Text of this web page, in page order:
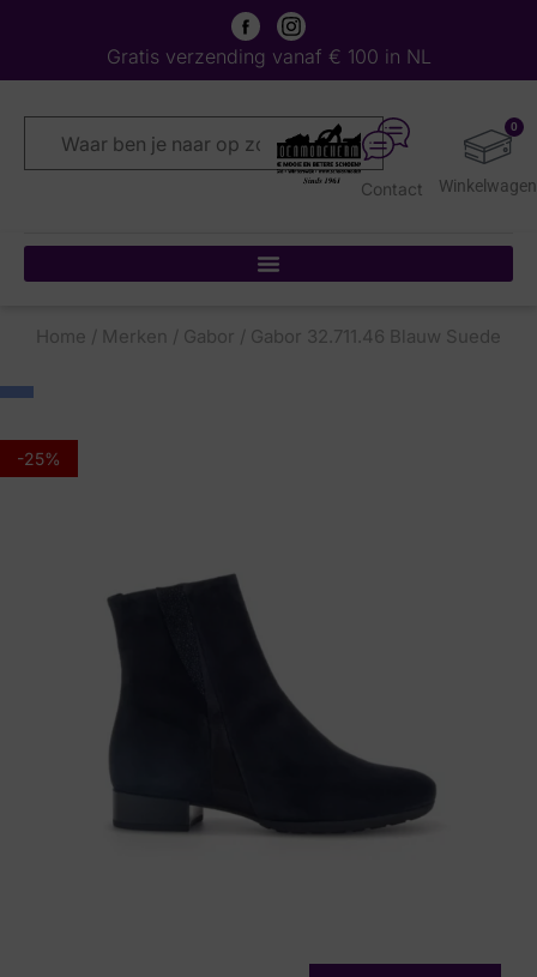
Gratis verzending vanaf € 100 in NL
0
Contact
Home / Merken / Gabor / Gabor 32.711.46 Blauw Suede
-25%